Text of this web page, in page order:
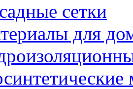
сетки
для